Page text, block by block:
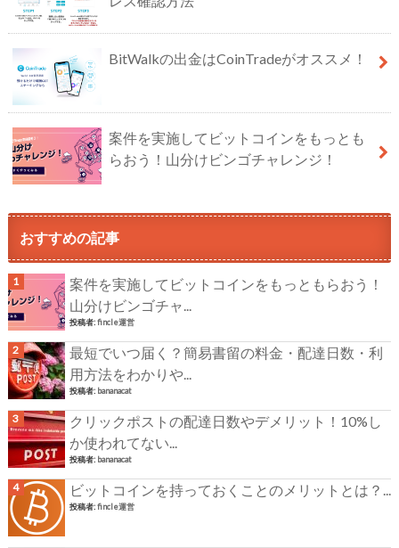
BitWalkの出金はCoinTradeがオススメ！
案件を実施してビットコインをもっとも
らおう！山分けビンゴチャレンジ！
おすすめの記事
案件を実施してビットコインをもっともらおう！
山分けビンゴチャ...
投稿者:fincle運営
最短でいつ届く？簡易書留の料金・配達日数・利
用方法をわかりや...
投稿者: bananacat
クリックポストの配達日数やデメリット！10%し
か使われてない...
投稿者: bananacat
ビットコインを持っておくことのメリットとは？...
投稿者:fincle運営